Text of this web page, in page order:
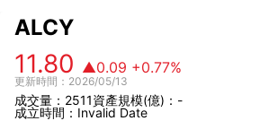
ALCY
11.80 ▲0.09 +0.77%
更新時間：2026/05/13
成交量：2511資產規模(億)：-
成立時間：Invalid Date